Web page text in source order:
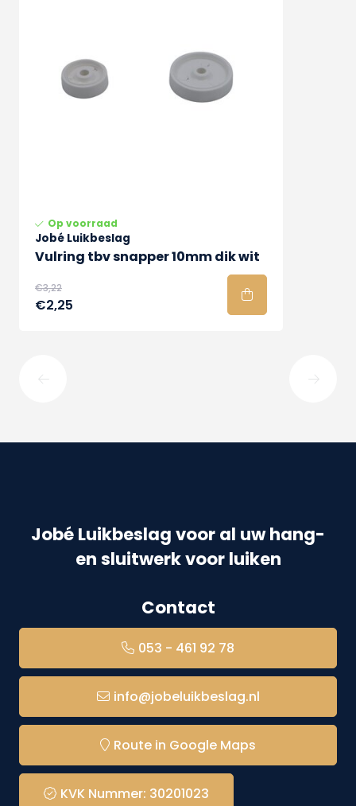
Op voorraad
Jobé Luikbeslag
Vulring tbv snapper 10mm dik wit
€3,22
€2,25
Jobé Luikbeslag voor al uw hang-
en sluitwerk voor luiken
Contact
053 - 461 92 78
info@jobeluikbeslag.nl
Route in Google Maps
KVK Nummer: 30201023